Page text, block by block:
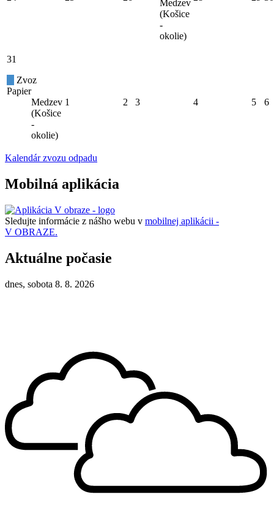
Medzev
(Košice
-
okolie)
31
Zvoz
Papier
Medzev
(Košice
-
okolie)
1 2 3 4 5 6
Kalendár zvozu odpadu
Mobilná aplikácia
Sledujte informácie z nášho webu v mobilnej aplikácii -
V OBRAZE.
Aktuálne počasie
dnes, sobota 8. 8. 2026